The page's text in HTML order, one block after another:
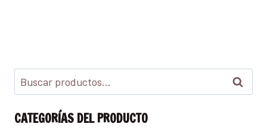
Buscar
CATEGORÍAS DEL PRODUCTO